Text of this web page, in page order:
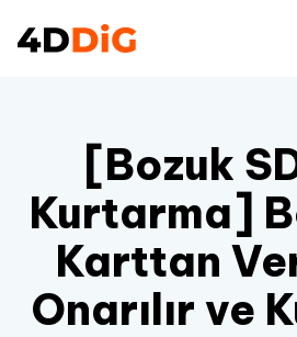
[Bozuk
Kurtarma]
Karttan
Onarılır ve